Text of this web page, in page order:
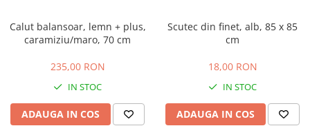
Calut balansoar, lemn + plus,
caramiziu/maro, 70 cm
235,00 RON
IN STOC
ADAUGA IN COS
Scutec din finet, alb, 85 x 85
cm
18,00 RON
IN STOC
ADAUGA IN COS